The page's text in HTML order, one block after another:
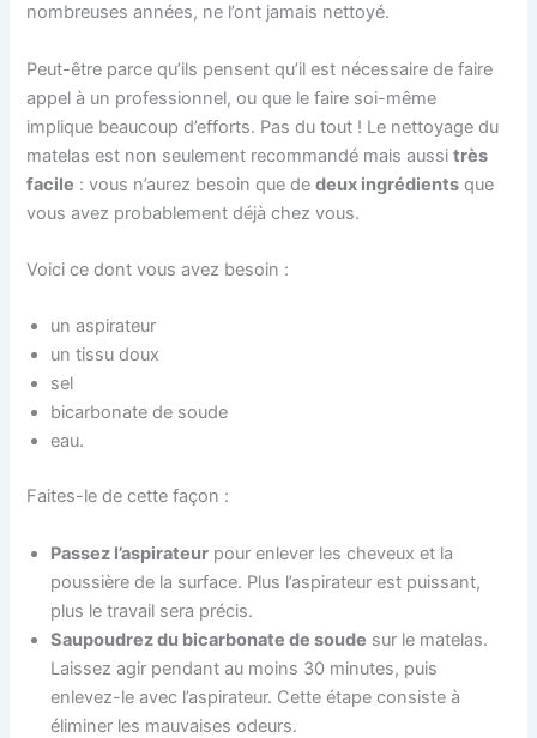
nombreuses années, ne l’ont jamais nettoyé.
Peut-être parce qu’ils pensent qu’il est nécessaire de faire
appel à un professionnel, ou que le faire soi-même
implique beaucoup d’efforts. Pas du tout ! Le nettoyage du
matelas est non seulement recommandé mais aussitrès
facile : vous n’aurez besoin que dedeux ingrédients que
vous avez probablement déjà chez vous.
Voici ce dont vous avez besoin :
un aspirateur
un tissu doux
sel
bicarbonate de soude
eau.
Faites-le de cette façon :
Passez l’aspirateur pour enlever les cheveux et la
poussière de la surface. Plus l’aspirateur est puissant,
plus le travail sera précis.
Saupoudrez du bicarbonate de soude sur le matelas.
Laissez agir pendant au moins 30 minutes, puis
enlevez-le avec l’aspirateur. Cette étape consiste à
éliminer les mauvaises odeurs.